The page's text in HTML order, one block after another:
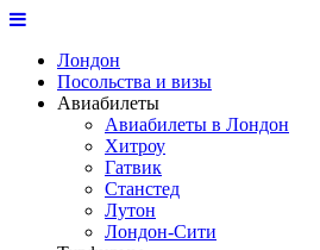
Лондон
Посольства и визы
Авиабилеты
Авиабилеты в Лондон
Хитроу
Гатвик
Станстед
Лутон
Лондон-Сити